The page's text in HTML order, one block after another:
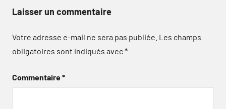
Laisser un commentaire
Votre adresse e-mail ne sera pas publiée. Les champs
obligatoires sont indiqués avec*
Commentaire*